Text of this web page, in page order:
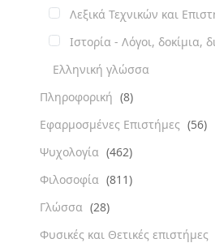
Λεξικά Τεχνικών και
Ιστορία - Λόγοι, δοκίμια,
Ελληνική γλώσσα
Πληροφορική (8)
Εφαρμοσμένες Επιστήμες (56)
Ψυχολογία (462)
Φιλοσοφία (811)
Γλώσσα (28)
Φυσικές και Θετικές επιστήμες